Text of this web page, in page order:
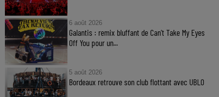
6 août 2026
Galantis : remix bluffant de Can’t Take My Eyes
Off You pour un...
5 août 2026
Bordeaux retrouve son club flottant avec UBLO